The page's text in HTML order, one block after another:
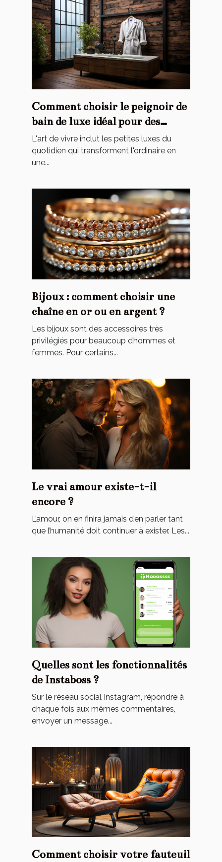
Comment choisir le peignoir de
bain de luxe idéal pour des
moments de détente uniques ?
L'art de vivre inclut les petites luxes du
quotidien qui transforment l'ordinaire en
une...
Bijoux : comment choisir une
chaîne en or ou en argent ?
Les bijoux sont des accessoires très
privilégiés pour beaucoup d’hommes et
femmes. Pour certains...
Le vrai amour existe-t-il
encore ?
L’amour, on en finira jamais d’en parler tant
que l’humanité doit continuer à exister. Les...
Quelles sont les fonctionnalités
de Instaboss ?
Sur le réseau social Instagram, répondre à
chaque fois aux mêmes commentaires,
envoyer un message...
Comment choisir votre fauteuil